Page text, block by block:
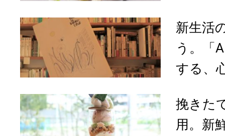
新生活
う。「
する、
挽きた
用。新